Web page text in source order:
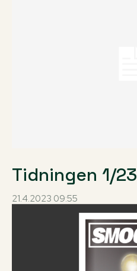
Tidningen 1/23
21.4.2023 09:55